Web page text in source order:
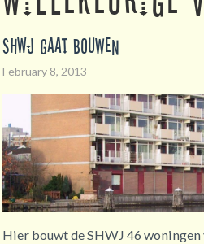
SHWJ gaat bouwen
February 8, 2013
Hier bouwt de SHWJ 46